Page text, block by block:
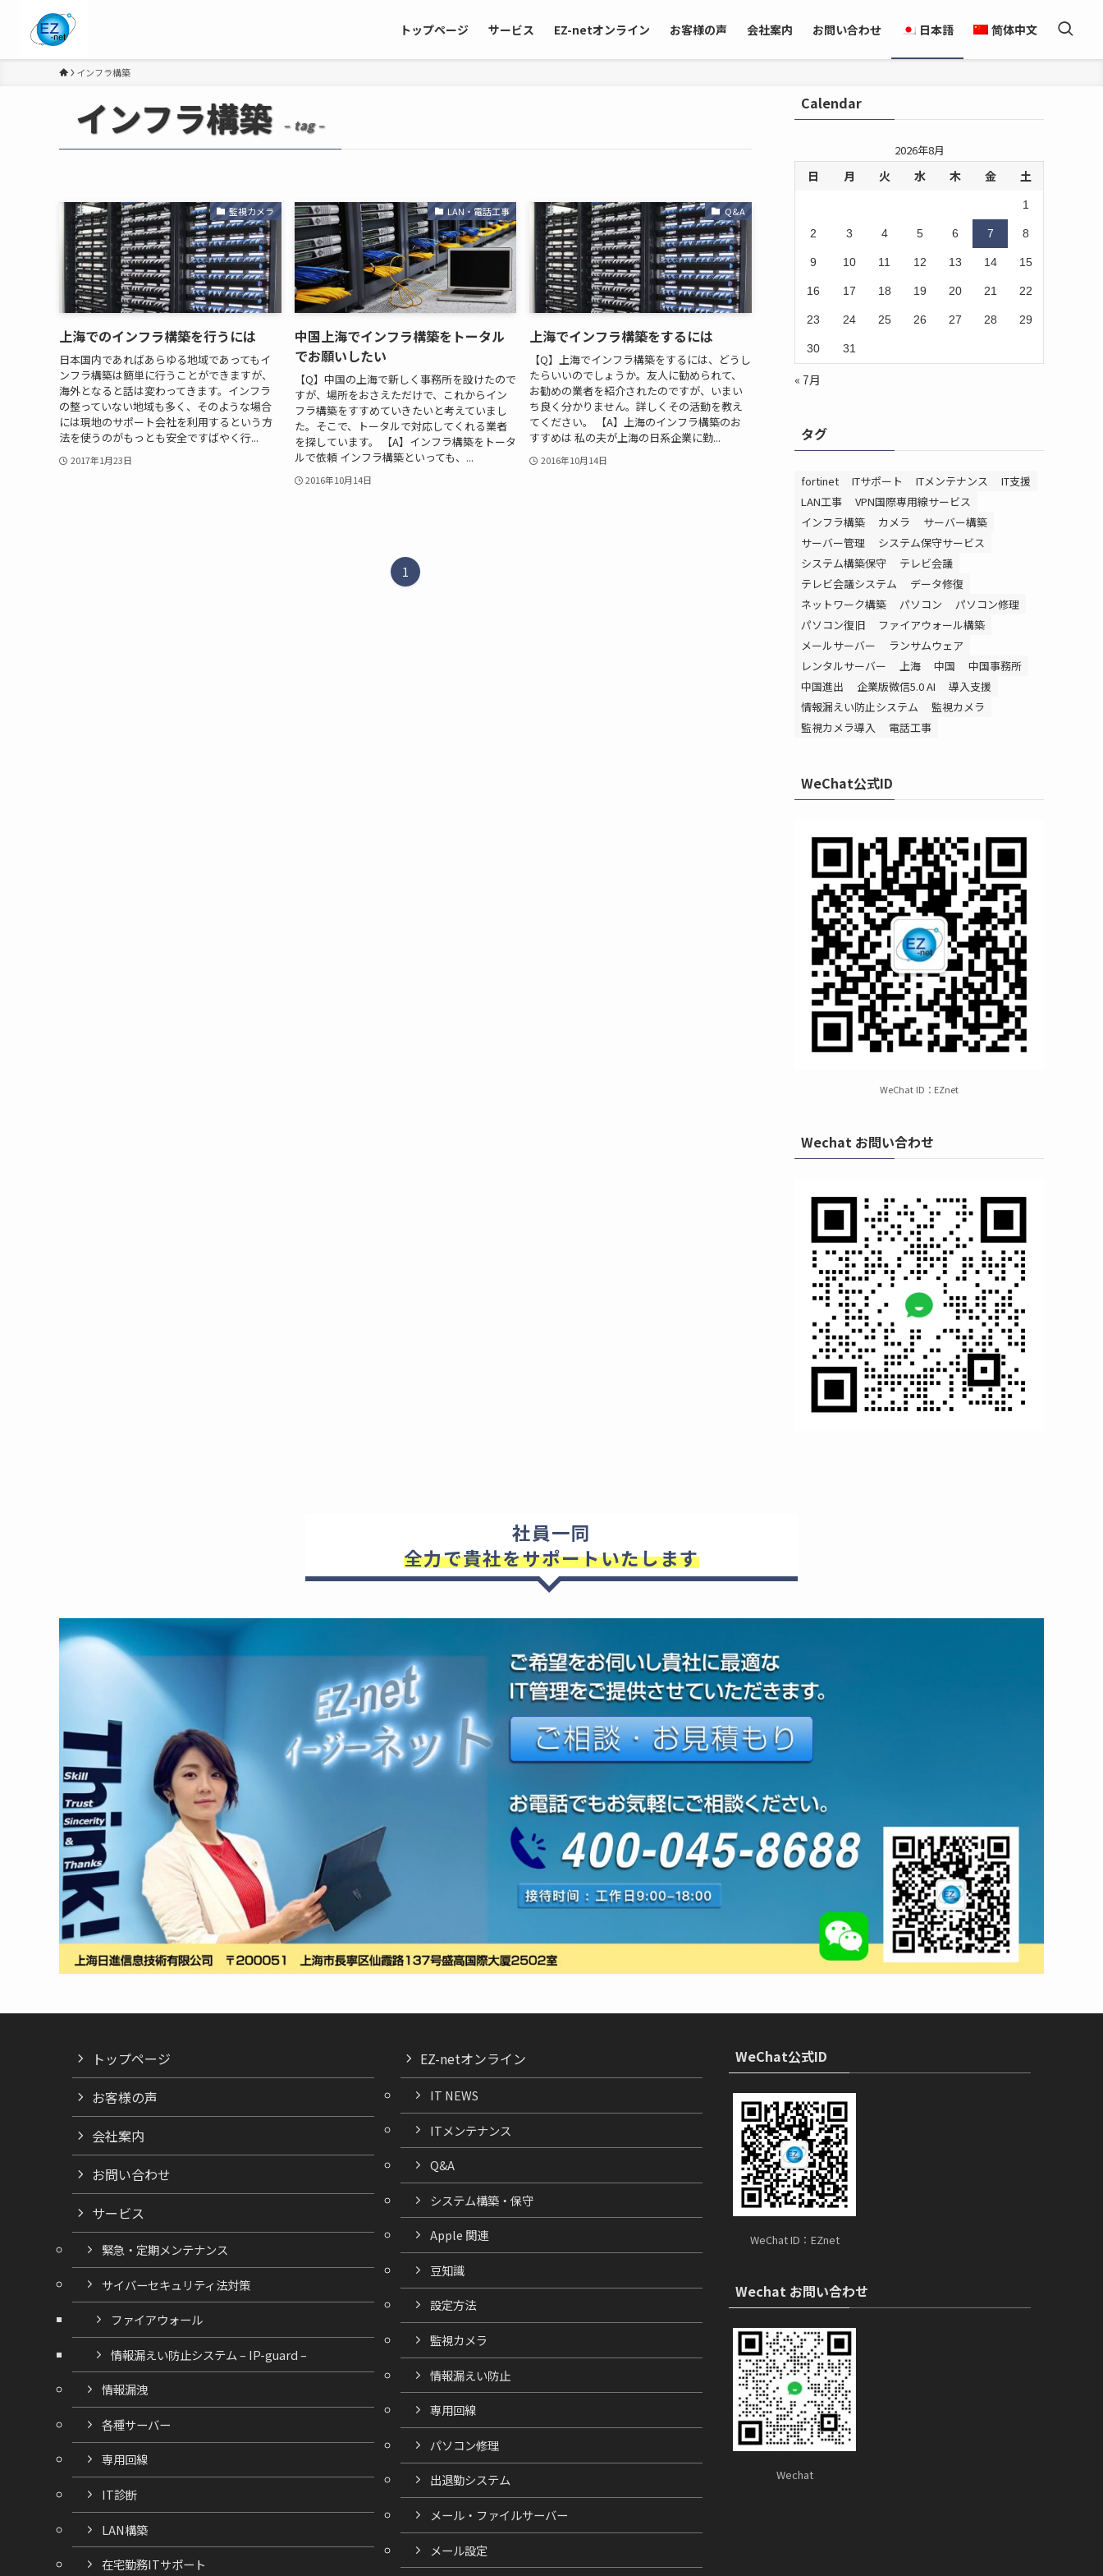
トップページ サービス EZ-netオンライン お客様の声 会社案内 お問い合わせ 日本語 简体中文
インフラ構築
インフラ構築 – tag –
監視カメラ
上海でのインフラ構築を行うには
日本国内であればあらゆる地域であってもイ
ンフラ構築は簡単に行うことができますが、
海外となると話は変わってきます。インフラ
の整っていない地域も多く、そのような場合
には現地のサポート会社を利用するという方
法を使うのがもっとも安全ですばやく行...
2017年1月23日
LAN・電話工事
中国上海でインフラ構築をトータル
でお願いしたい
【Q】中国の上海で新しく事務所を設けたので
すが、場所をおさえただけで、これからイン
フラ構築をすすめていきたいと考えていまし
た。そこで、トータルで対応してくれる業者
を探しています。 【A】インフラ構築をトータ
ルで依頼 インフラ構築といっても、...
2016年10月14日
Q&A
上海でインフラ構築をするには
【Q】上海でインフラ構築をするには、どうし
たらいいのでしょうか。友人に勧められて、
お勧めの業者を紹介されたのですが、いまい
ち良く分かりません。詳しくその活動を教え
てください。 【A】上海のインフラ構築のお
すすめは 私の夫が上海の日系企業に勤...
2016年10月14日
1
Calendar
2026年8月
日 月 火 水 木 金 土
1
2 3 4 5 6 7 8
9 10 11 12 13 14 15
16 17 18 19 20 21 22
23 24 25 26 27 28 29
30 31
« 7月
タグ
fortinet ITサポート ITメンテナンス
IT支援
LAN工事
VPN国際専用線サービス
インフラ構築
カメラ
サーバー構築
サーバー管理
システム保守サービス
システム構築保守
テレビ会議
テレビ会議システム
データ修復
ネットワーク構築
パソコン
パソコン修理
パソコン復旧
ファイアウォール構築
メールサーバー
ランサムウェア
レンタルサーバー
上海 中国
中国事務所
中国進出
企業版微信5.0 AI
導入支援
情報漏えい防止システム
監視カメラ
監視カメラ導入
電話工事
WeChat公式ID
WeChat ID：EZnet
Wechat お問い合わせ
社員一同
全力で貴社をサポートいたします
トップページ
お客様の声
会社案内
お問い合わせ
サービス
緊急・定期メンテナンス
サイバーセキュリティ法対策
ファイアウォール
情報漏えい防止システム – IP-guard –
情報漏洩
各種サーバー
専用回線
IT診断
LAN構築
在宅勤務ITサポート
EZ-netオンライン
IT NEWS
ITメンテナンス
Q&A
システム構築・保守
Apple 関連
豆知識
設定方法
監視カメラ
情報漏えい防止
専用回線
パソコン修理
出退勤システム
メール・ファイルサーバー
メール設定
WeChat公式ID
WeChat ID：EZnet
Wechat お問い合わせ
Wechat